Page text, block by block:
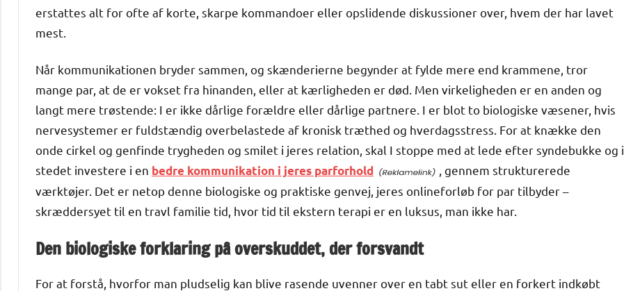
erstattes alt for ofte af korte, skarpe kommandoer eller opslidende diskussioner over, hvem der har lavet
mest.
Når kommunikationen bryder sammen, og skænderierne begynder at fylde mere end krammene, tror
mange par, at de er vokset fra hinanden, eller at kærligheden er død. Men virkeligheden er en anden og
langt mere trøstende: I er ikke dårlige forældre eller dårlige partnere. I er blot to biologiske væsener, hvis
nervesystemer er fuldstændig overbelastede af kronisk træthed og hverdagsstress. For at knække den
onde cirkel og genfinde trygheden og smilet i jeres relation, skal I stoppe med at lede efter syndebukke og i
stedet investere i en bedre kommunikation i jeres parforhold
, gennem strukturerede
værktøjer. Det er netop denne biologiske og praktiske genvej, jeres onlineforløb for par tilbyder –
skræddersyet til en travl familie tid, hvor tid til ekstern terapi er en luksus, man ikke har.
Den biologiske forklaring på overskuddet, der forsvandt
For at forstå, hvorfor man pludselig kan blive rasende uvenner over en tabt sut eller en forkert indkøbt